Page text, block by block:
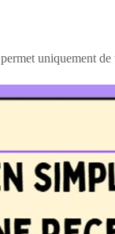
uniquement